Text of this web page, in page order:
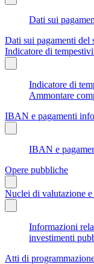
Dati sui
Dati sui pagamenti del
Indicatore di
Indicatore di
Ammontare
IBAN e pagamenti
IBAN e
Opere pubbliche
Nuclei di valutazione
Informazioni
investimenti
Atti di